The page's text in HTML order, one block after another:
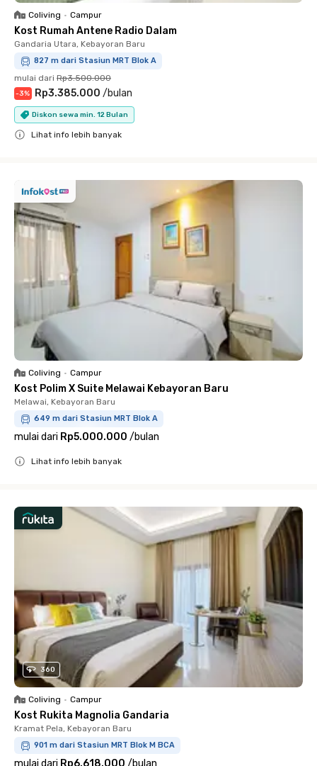
Coliving • Campur
Kost Rumah Antene Radio Dalam
Gandaria Utara, Kebayoran Baru
827 m dari Stasiun MRT Blok A
mulai dari Rp3.500.000
-3% Rp3.385.000 /bulan
Diskon sewa min. 12 Bulan
Lihat info lebih banyak
Coliving • Campur
Kost Polim X Suite Melawai Kebayoran Baru
Melawai, Kebayoran Baru
649 m dari Stasiun MRT Blok A
mulai dari Rp5.000.000 /bulan
Lihat info lebih banyak
360
Coliving • Campur
Kost Rukita Magnolia Gandaria
Kramat Pela, Kebayoran Baru
901 m dari Stasiun MRT Blok M BCA
mulai dari Rp6.618.000 /bulan